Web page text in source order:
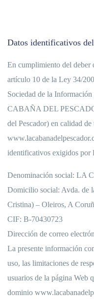
Datos identificativos
En cumplimiento del deber
artículo 10 de la Ley 34/
Sociedad de la
CABAÑA DEL
del Pescador) en calidad
identificativos exigidos por
Denominación social: LA
Domicilio social: Avda. de
Cristina) – Oleiros, A
CIF: B-70430723
Dirección de correo
La presente información
uso, las limitaciones de
usuarios de la página Web
dominio